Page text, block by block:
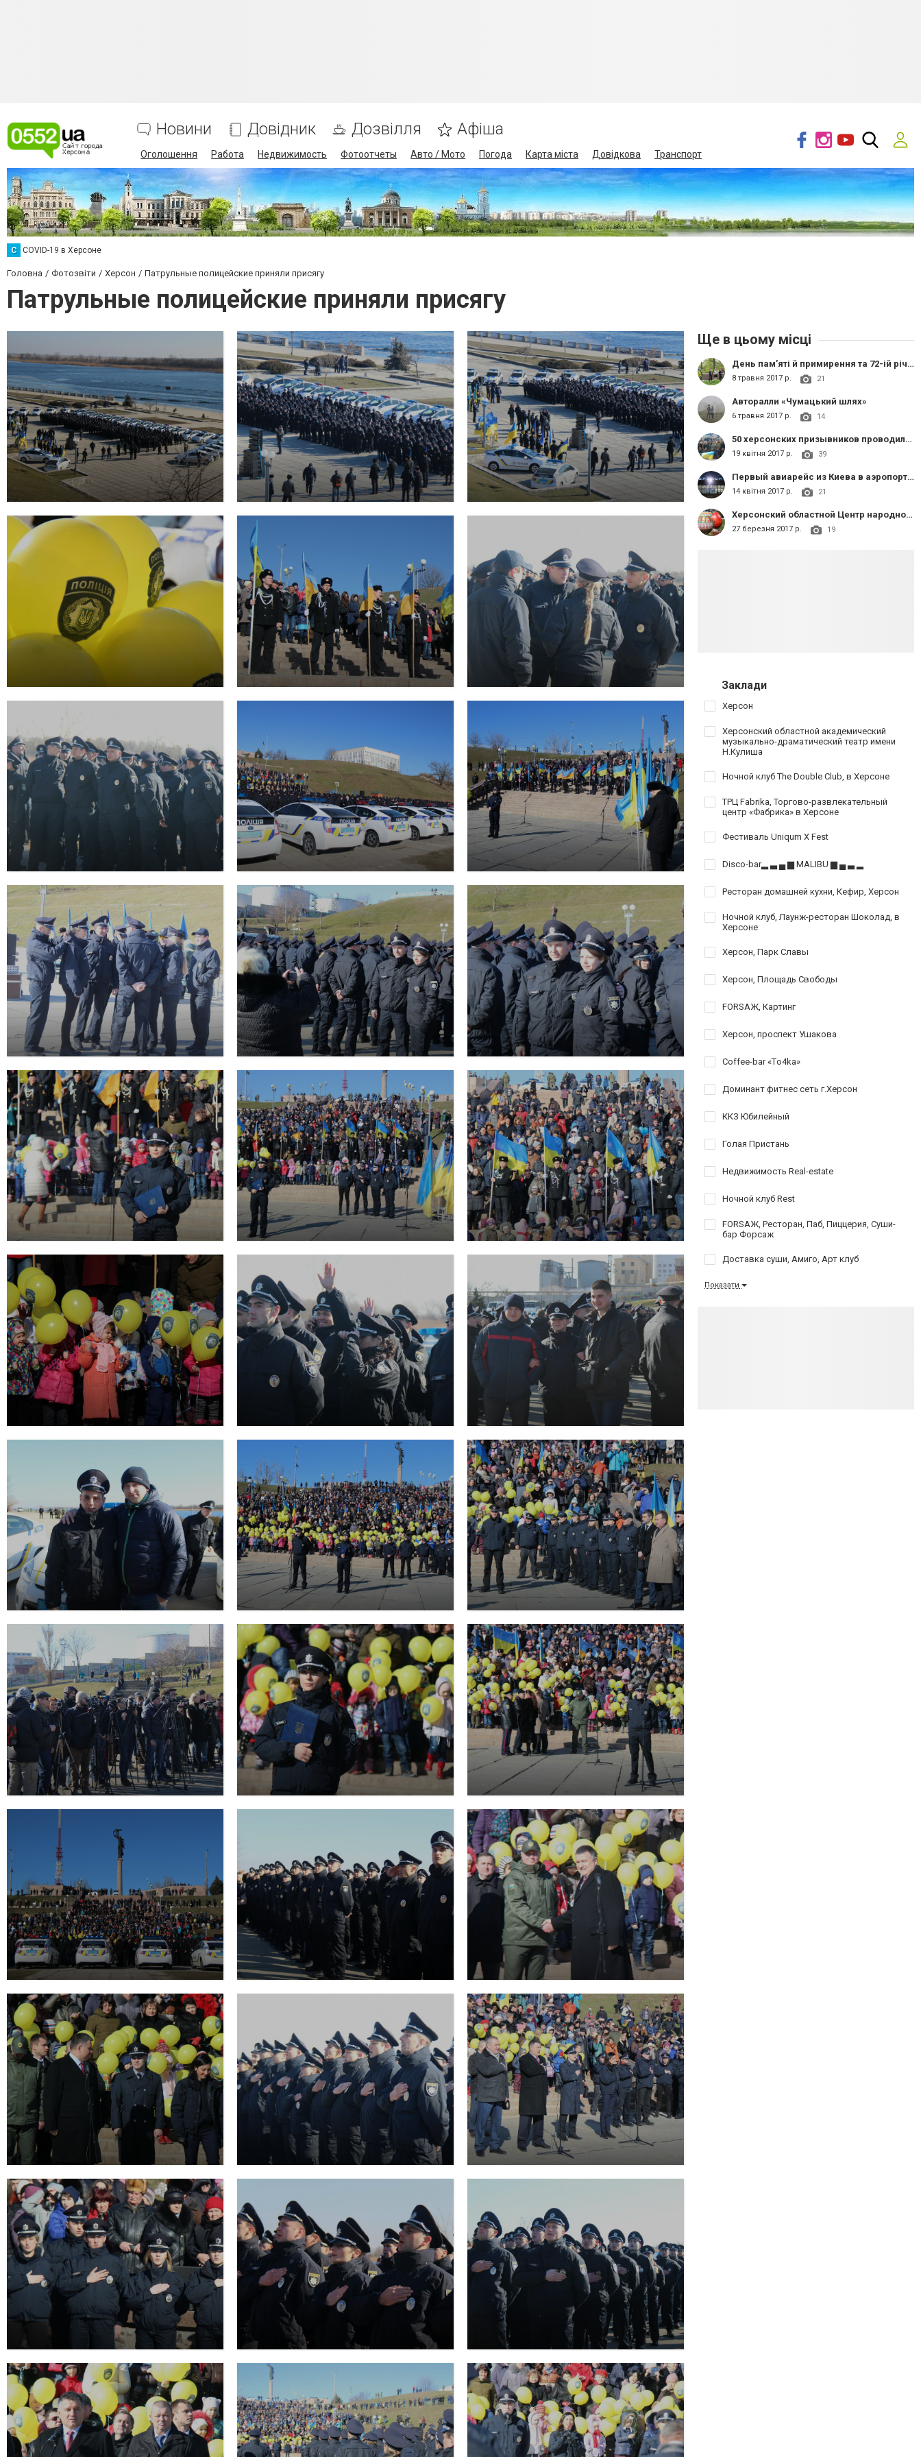
Новини Довідник Дозвілля Афіша
Оголошення Работа Недвижимость Фотоотчеты Авто / Мото Погода Карта міста Довідкова Транспорт
C COVID-19 в Херсоне
Головна Фотозвіти Херсон Патрульные полицейские приняли присягу
Патрульные полицейские приняли присягу
Ще в цьому місці
День пам’яті й примирення та 72-ій річниця перемоги над нацизмом у Другій світовій війні
8 травня 2017 р. 21
Авторалли «Чумацький шлях»
6 травня 2017 р. 14
50 херсонских призывников проводили в армию
19 квітня 2017 р. 39
Первый авиарейс из Киева в аэропорт «Херсон»
14 квітня 2017 р. 21
Херсонский областной Центр народного творчества презентовал 90-сантиметровые писанки
27 березня 2017 р. 19
Заклади
Херсон
Херсонский областной академический
музыкально-драматический театр имени
Н.Кулиша
Ночной клуб The Double Club, в Херсоне
ТРЦ Fabrika, Торгово-развлекательный
центр «Фабрика» в Херсоне
Фестиваль Uniqum X Fest
Disco-bar▂ ▃ ▄ ▆ MALIBU ▆ ▄ ▃ ▂
Ресторан домашней кухни, Кефир, Херсон
Ночной клуб, Лаунж-ресторан Шоколад, в
Херсоне
Херсон, Парк Славы
Херсон, Площадь Свободы
FORSAЖ, Картинг
Херсон, проспект Ушакова
Coffee-bar «Тo4ka»
Доминант фитнес сеть г.Херсон
ККЗ Юбилейный
Голая Пристань
Недвижимость Real-estate
Ночной клуб Rest
FORSAЖ, Ресторан, Паб, Пиццерия, Суши-
бар Форсаж
Доставка суши, Амиго, Арт клуб
Показати